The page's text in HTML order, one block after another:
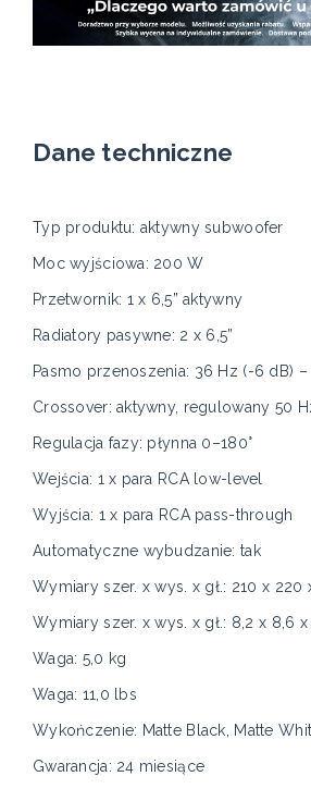
Dane techniczne
Typ produktu: aktywny subwoofer
Moc wyjściowa: 200 W
Przetwornik: 1 x 6,5” aktywny
Radiatory pasywne: 2 x 6,5”
Pasmo przenoszenia: 36 Hz (-6 dB)
Crossover: aktywny, regulowany 50
Regulacja fazy: płynna 0–180°
Wejścia: 1 x para RCA low-level
Wyjścia: 1 x para RCA pass-through
Automatyczne wybudzanie: tak
Wymiary szer. x wys. x gł.: 210 x 220
Wymiary szer. x wys. x gł.: 8,2 x 8,6 x
Waga: 5,0 kg
Waga: 11,0 lbs
Wykończenie: Matte Black, Matte
Gwarancja: 24 miesiące